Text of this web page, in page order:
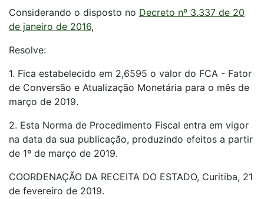
Considerando o disposto no Decreto nº 3.337 de 20
de janeiro de 2016,
Resolve:
1. Fica estabelecido em 2,6595 o valor do FCA - Fator
de Conversão e Atualização Monetária para o mês de
março de 2019.
2. Esta Norma de Procedimento Fiscal entra em vigor
na data da sua publicação, produzindo efeitos a partir
de 1º de março de 2019.
COORDENAÇÃO DA RECEITA DO ESTADO, Curitiba, 21
de fevereiro de 2019.